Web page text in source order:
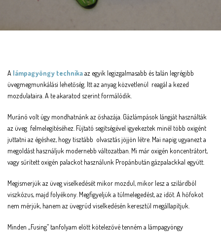
A lámpagyöngy technikaaz egyik legizgalmasabb és talán legrégibb
üvegmegmunkálási lehetőség. Itt az anyag közvetlenül reagál a kezed
mozdulataira. A te akaratod szerint formálódik.
Muránó volt úgy mondhatnánk az őshazája. Gázlámpások lángját használták
az üveg felmelegítéséhez. Fújtató segítségével igyekeztek minél több oxigént
juttatni az égéshez, hogy tisztább olvasztás jöjjön létre. Mai napig ugyanezt a
megoldást használjuk modernebb változatban. Mi már oxigén koncentrátort,
vagy sűrített oxigén palackot használunk Propánbután gázpalackkal együtt.
Megismerjük az üveg viselkedését mikor mozdul, mikor lesz a szilárdból
viszkózus, majd folyékony. Megfigyeljük a túlmelegedést, az időt. A hőfokot
nem mérjük, hanem az üvegrúd viselkedésén keresztűl megállapítjuk.
Minden „Fusing” tanfolyam elött kötelezővé tenném a lámpagyöngy